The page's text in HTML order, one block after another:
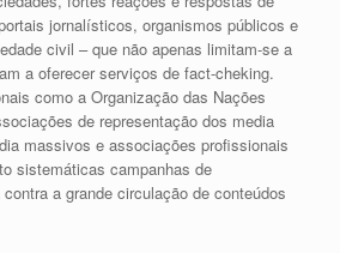
jornalísticos, organismos públicos e
civil – que não apenas limitam-se a
a oferecer serviços de fact-cheking.
como a Organização das Nações
de representação dos media
massivos e associações profissionais
sistemáticas campanhas de
a grande circulação de conteúdos